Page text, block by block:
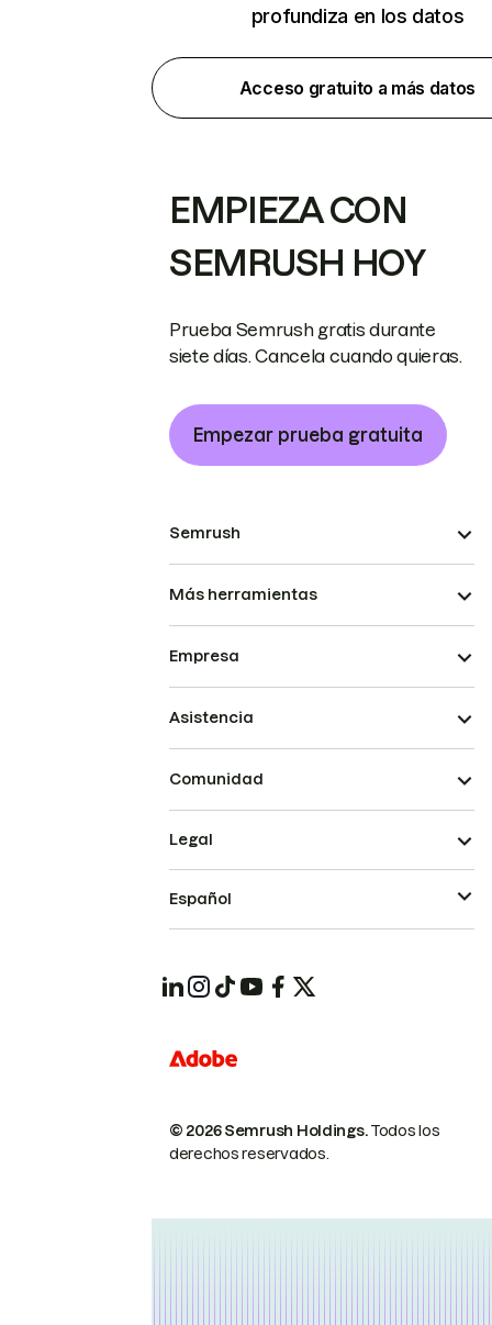
profundiza en los datos
Acceso gratuito a más datos
EMPIEZA CON
SEMRUSH HOY
Prueba Semrush gratis durante
siete días. Cancela cuando quieras.
Empezar prueba gratuita
Semrush
Más herramientas
Empresa
Asistencia
Comunidad
© 2026 Semrush Holdings.Todos los
derechos reservados.
Legal
Español